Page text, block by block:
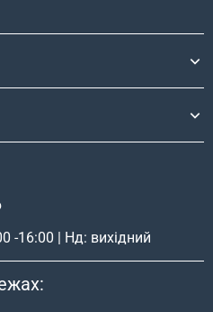
-16:00 | Нд: вихідний